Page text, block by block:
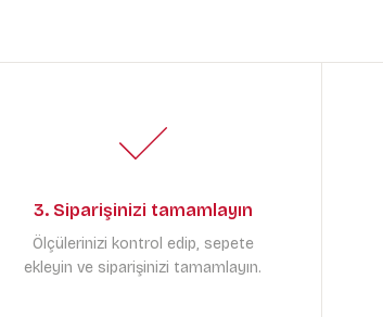
3. Siparişinizi tamamlayın
Ölçülerinizi kontrol edip, sepete
ekleyin ve siparişinizi tamamlayın.